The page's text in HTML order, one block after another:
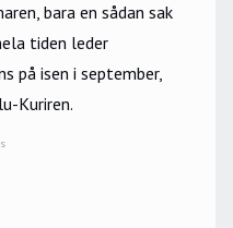
bara en sådan sak
tiden leder
på isen i september,
Kuriren.